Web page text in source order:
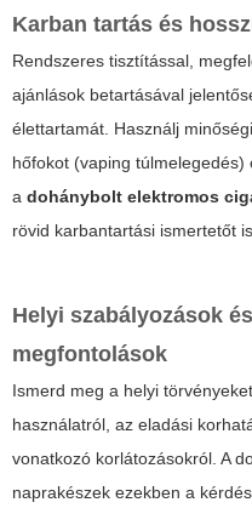
Karban tartás és
Rendszeres tisztítással,
ajánlások betartásával
élettartamát. Használj
hőfokot (vaping
a dohánybolt elektromos
rövid karbantartási ismertetőt
Helyi szabályozások
megfontolások
Ismerd meg a helyi
használatról, az eladási
vonatkozó korlátozásokról. A
naprakészek ezekben a